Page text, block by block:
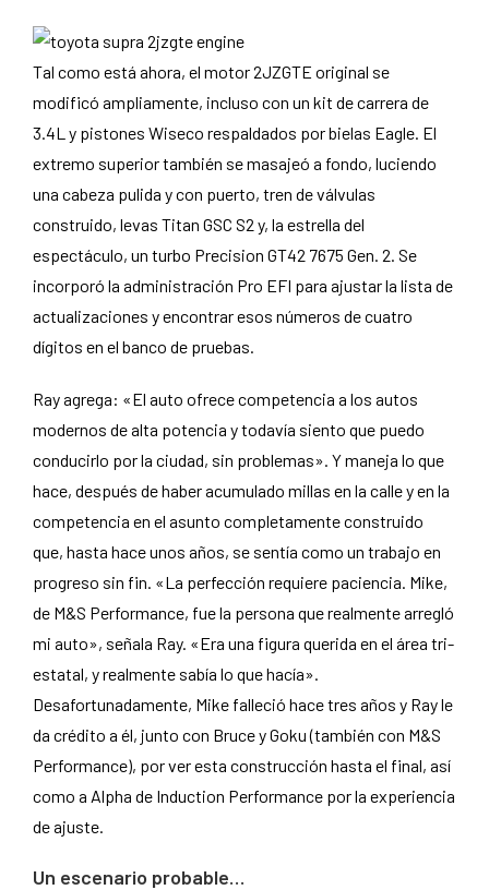
Tal como está ahora, el motor 2JZGTE original se
modificó ampliamente, incluso con un kit de carrera de
3.4L y pistones Wiseco respaldados por bielas Eagle. El
extremo superior también se masajeó a fondo, luciendo
una cabeza pulida y con puerto, tren de válvulas
construido, levas Titan GSC S2 y, la estrella del
espectáculo, un turbo Precision GT42 7675 Gen. 2. Se
incorporó la administración Pro EFI para ajustar la lista de
actualizaciones y encontrar esos números de cuatro
dígitos en el banco de pruebas.
Ray agrega: «El auto ofrece competencia a los autos
modernos de alta potencia y todavía siento que puedo
conducirlo por la ciudad, sin problemas». Y maneja lo que
hace, después de haber acumulado millas en la calle y en la
competencia en el asunto completamente construido
que, hasta hace unos años, se sentía como un trabajo en
progreso sin fin. «La perfección requiere paciencia. Mike,
de M&S Performance, fue la persona que realmente arregló
mi auto», señala Ray. «Era una figura querida en el área tri-
estatal, y realmente sabía lo que hacía».
Desafortunadamente, Mike falleció hace tres años y Ray le
da crédito a él, junto con Bruce y Goku (también con M&S
Performance), por ver esta construcción hasta el final, así
como a Alpha de Induction Performance por la experiencia
de ajuste.
Un escenario probable…